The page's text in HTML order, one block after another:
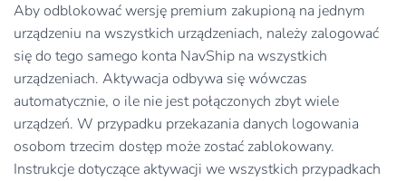
Aby odblokować wersję premium zakupioną na jednym
urządzeniu na wszystkich urządzeniach, należy zalogować
się do tego samego konta NavShip na wszystkich
urządzeniach. Aktywacja odbywa się wówczas
automatycznie, o ile nie jest połączonych zbyt wiele
urządzeń. W przypadku przekazania danych logowania
osobom trzecim dostęp może zostać zablokowany.
Instrukcje dotyczące aktywacji we wszystkich przypadkach